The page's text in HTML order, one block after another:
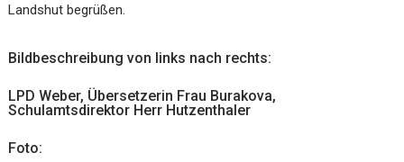
Landshut begrüßen.
Bildbeschreibung von links nach rechts:
LPD Weber, Übersetzerin Frau Burakova,
Schulamtsdirektor Herr Hutzenthaler
Foto: